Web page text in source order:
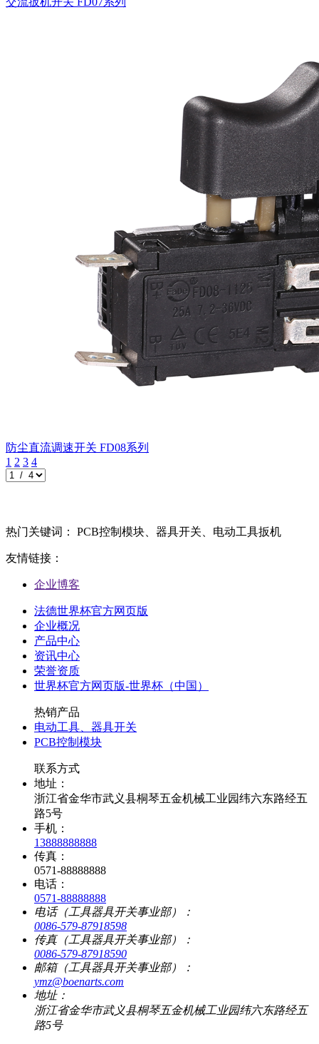
防尘直流调速开关 FD08系列
1 2 3 4
热门关键词： PCB控制模块、器具开关、电动工具扳机
友情链接：
企业博客
法德世界杯官方网页版
企业概况
产品中心
资讯中心
荣誉资质
世界杯官方网页版-世界杯（中国）
热销产品
电动工具、器具开关
PCB控制模块
联系方式
地址：
浙江省金华市武义县桐琴五金机械工业园纬六东路经五
路5号
手机：
13888888888
传真：
0571-88888888
电话：
0571-88888888
电话（工具器具开关事业部）：
0086-579-87918598
传真（工具器具开关事业部）：
0086-579-87918590
邮箱（工具器具开关事业部）：
ymz@boenarts.com
地址：
浙江省金华市武义县桐琴五金机械工业园纬六东路经五
路5号